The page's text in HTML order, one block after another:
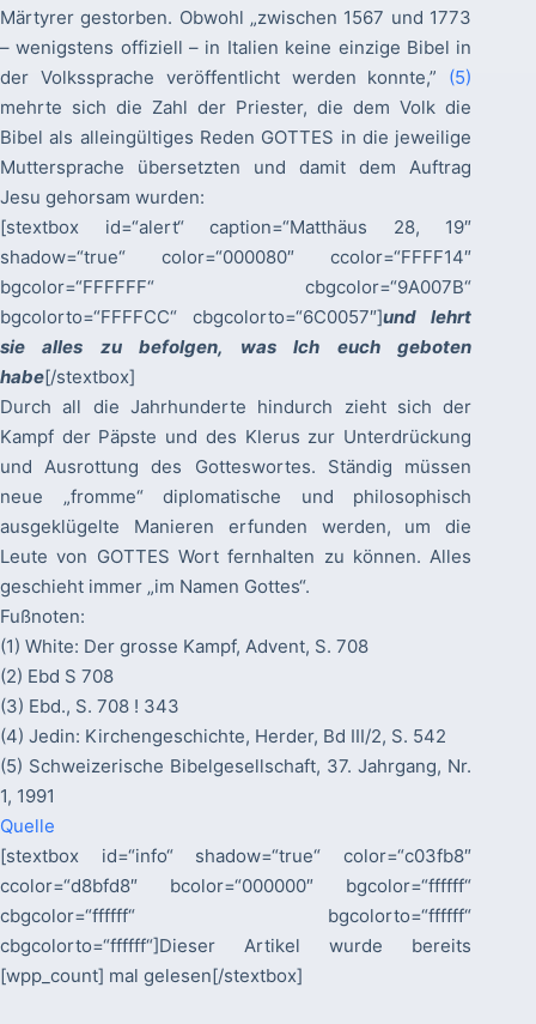
Märtyrer gestorben. Obwohl „zwischen 1567 und 1773
– wenigstens offiziell – in Italien keine einzige Bibel in
der Volkssprache veröffentlicht werden konnte,” (5)
mehrte sich die Zahl der Priester, die dem Volk die
Bibel als alleingültiges Reden GOTTES in die jeweilige
Muttersprache übersetzten und damit dem Auftrag
Jesu gehorsam wurden:
[stextbox id=“alert“ caption=“Matthäus 28, 19″
shadow=“true“ color=“000080″ ccolor=“FFFF14″
bgcolor=“FFFFFF“ cbgcolor=“9A007B“
bgcolorto=“FFFFCC“ cbgcolorto=“6C0057″]und lehrt
sie alles zu befolgen, was Ich euch geboten
habe[/stextbox]
Durch all die Jahrhunderte hindurch zieht sich der
Kampf der Päpste und des Klerus zur Unterdrückung
und Ausrottung des Gotteswortes. Ständig müssen
neue „fromme“ diplomatische und philosophisch
ausgeklügelte Manieren erfunden werden, um die
Leute von GOTTES Wort fernhalten zu können. Alles
geschieht immer „im Namen Gottes“.
Fußnoten:
(1) White: Der grosse Kampf, Advent, S. 708
(2) Ebd S 708
(3) Ebd., S. 708 ! 343
(4) Jedin: Kirchengeschichte, Herder, Bd III/2, S. 542
(5) Schweizerische Bibelgesellschaft, 37. Jahrgang, Nr.
1, 1991
Quelle
[stextbox id=“info“ shadow=“true“ color=“c03fb8″
ccolor=“d8bfd8″ bcolor=“000000″ bgcolor=“ffffff“
cbgcolor=“ffffff“ bgcolorto=“ffffff“
cbgcolorto=“ffffff“]Dieser Artikel wurde bereits
[wpp_count] mal gelesen[/stextbox]